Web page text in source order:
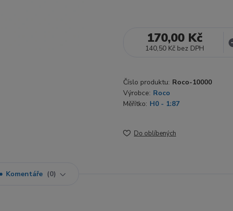
170,00 Kč
140,50 Kč bez DPH
Číslo produktu: Roco-10000
Výrobce: Roco
Měřítko: H0 - 1:87
Do oblíbených
Komentáře 0